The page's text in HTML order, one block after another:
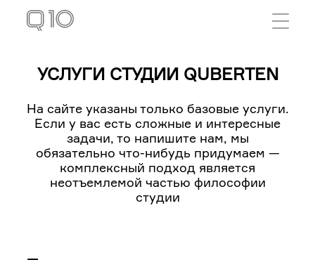
Перейти к основному содержанию
УСЛУГИ СТУДИИ QUBERTEN
На сайте указаны только базовые услуги.
Если у вас есть сложные и интересные
задачи, то напишите нам, мы
обязательно что-нибудь придумаем —
комплексный подход является
неотъемлемой частью философии
студии